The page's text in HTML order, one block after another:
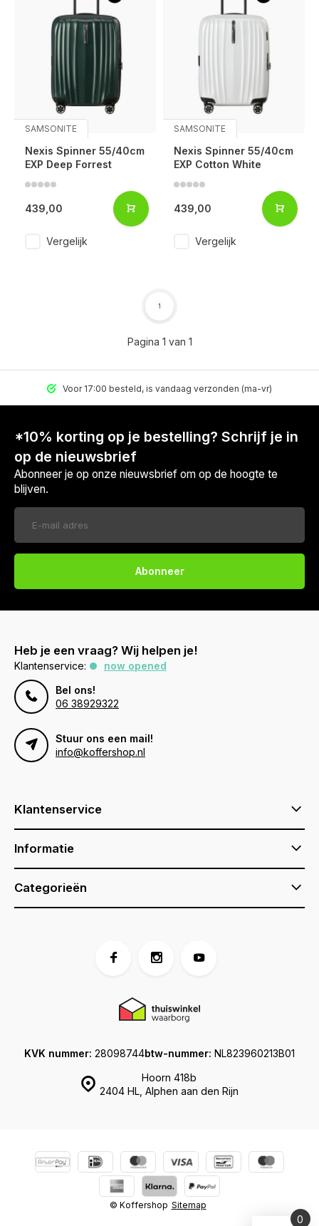
Voor 17:00 besteld, is vandaag verzonden (ma-vr)
SAMSONITE
Nexis Spinner 55/40cm
EXP Deep Forrest
439,00
Vergelijk
SAMSONITE
Nexis Spinner 55/40cm
EXP Cotton White
439,00
Vergelijk
Pagina 1 van 1
1
Voor 17:00 besteld, is vandaag verzonden (ma-vr)
*10% korting op je bestelling? Schrijf je in
op de nieuwsbrief
Abonneer je op onze nieuwsbrief om op de hoogte te
blijven.
Abonneer
Heb je een vraag? Wij helpen je!
Klantenservice:
now opened
Bel ons!
06 38929322
Stuur ons een mail!
info@koffershop.nl
Klantenservice
Informatie
Categorieën
Hoorn 418b
2404 HL, Alphen aan den Rijn
KVK nummer: 28098744btw-nummer: NL823960213B01
© Koffershop Sitemap
0